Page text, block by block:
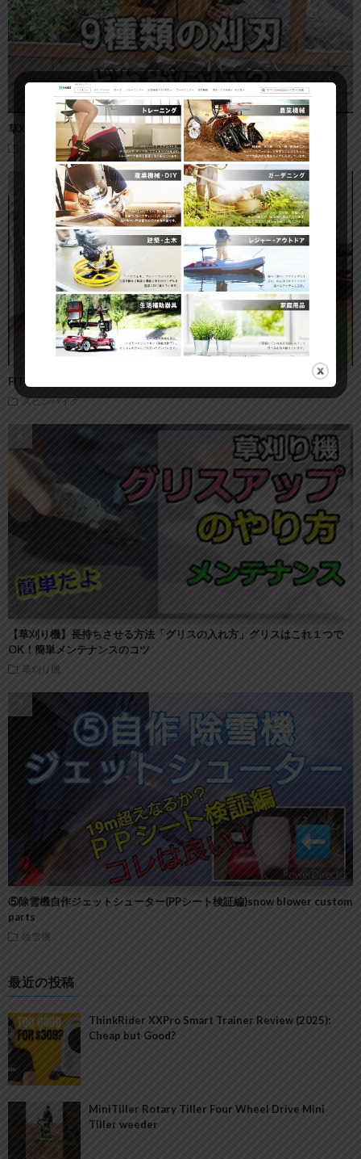
草刈機の草刈り刃｜全9種類一挙紹介！オススメの刈刃
草刈り機
FITBOX（スピンバイク）の組み立て方・手順
スピンバイク
【草刈り機】長持ちさせる方法「グリスの入れ方」グリスはこれ１つで
OK！簡単メンテナンスのコツ
草刈り機
⑤除雪機自作ジェットシューター(PPシート検証編)snow blower custom
parts
除雪機
最近の投稿
ThinkRider XXPro Smart Trainer Review (2025):
Cheap but Good?
MiniTiller Rotary Tiller Four Wheel Drive Mini
Tiller weeder